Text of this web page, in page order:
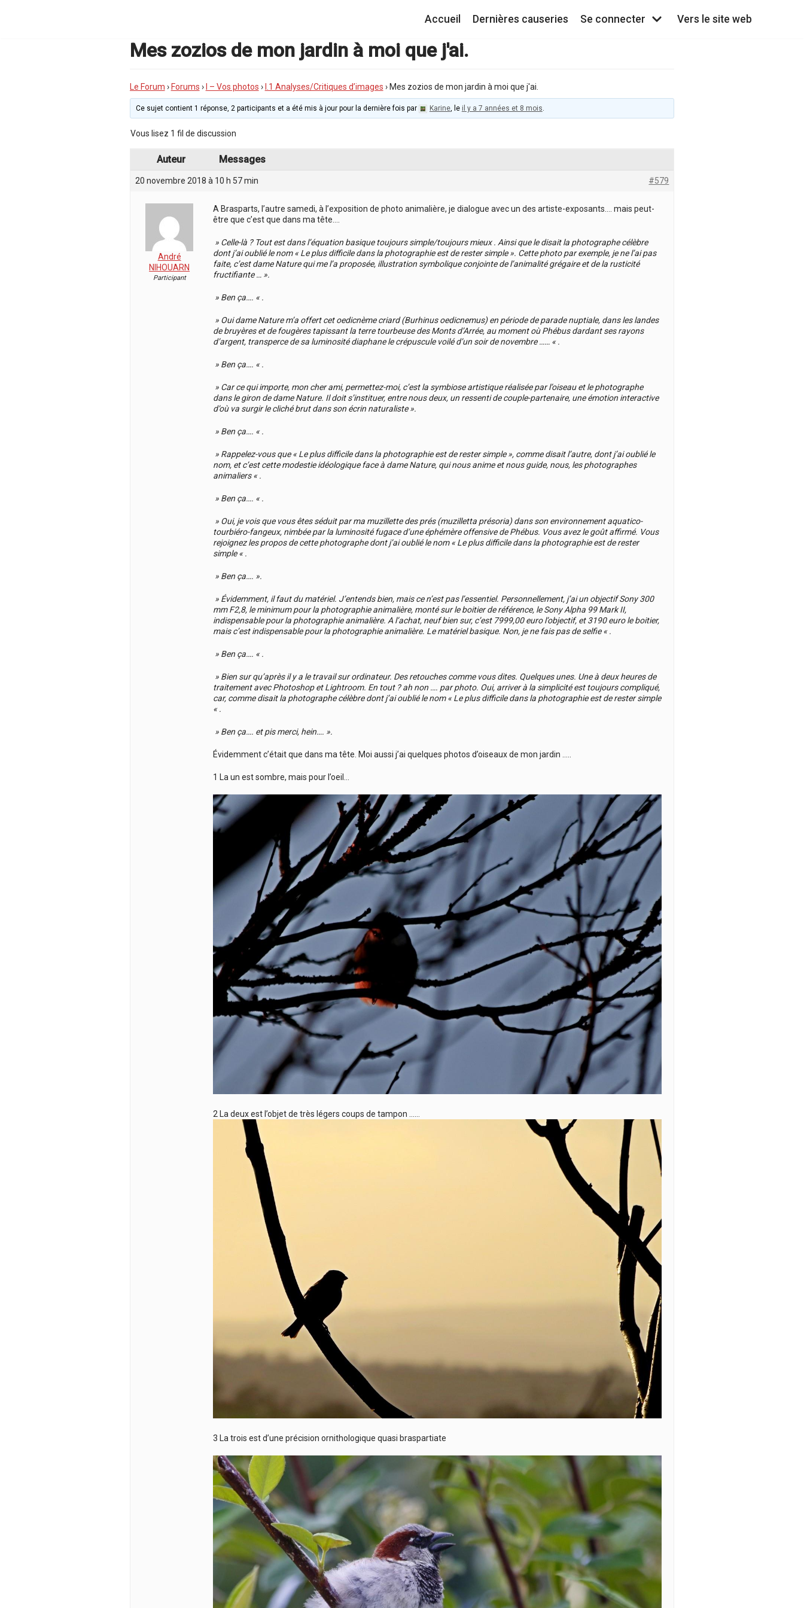
Accueil Dernières causeries Se connecter Vers le site web
Mes zozios de mon jardin à moi que j'ai.
Le Forum › Forums › I – Vos photos › I.1 Analyses/Critiques d’images › Mes zozios de mon jardin à moi que j'ai.
Ce sujet contient 1 réponse, 2 participants et a été mis à jour pour la dernière fois par Karine, le il y a 7 années et 8 mois.
Vous lisez 1 fil de discussion
Auteur Messages
20 novembre 2018 à 10 h 57 min #579
André
NIHOUARN
Participant
A Brasparts, l’autre samedi, à l’exposition de photo animalière, je dialogue avec un des artiste-exposants…. mais peut-
être que c’est que dans ma tête….
» Celle-là ? Tout est dans l’équation basique toujours simple/toujours mieux . Ainsi que le disait la photographe célèbre
dont j’ai oublié le nom « Le plus difficile dans la photographie est de rester simple ». Cette photo par exemple, je ne l’ai pas
faite, c’est dame Nature qui me l’a proposée, illustration symbolique conjointe de l’animalité grégaire et de la rusticité
fructifiante … ».
» Ben ça…. « .
» Oui dame Nature m’a offert cet oedicnème criard (Burhinus oedicnemus) en période de parade nuptiale, dans les landes
de bruyères et de fougères tapissant la terre tourbeuse des Monts d’Arrée, au moment où Phébus dardant ses rayons
d’argent, transperce de sa luminosité diaphane le crépuscule voilé d’un soir de novembre …… « .
» Ben ça…. « .
» Car ce qui importe, mon cher ami, permettez-moi, c’est la symbiose artistique réalisée par l’oiseau et le photographe
dans le giron de dame Nature. Il doit s’instituer, entre nous deux, un ressenti de couple-partenaire, une émotion interactive
d’où va surgir le cliché brut dans son écrin naturaliste ».
» Ben ça…. « .
» Rappelez-vous que « Le plus difficile dans la photographie est de rester simple », comme disait l’autre, dont j’ai oublié le
nom, et c’est cette modestie idéologique face à dame Nature, qui nous anime et nous guide, nous, les photographes
animaliers « .
» Ben ça…. « .
» Oui, je vois que vous êtes séduit par ma muzillette des prés (muzilletta présoria) dans son environnement aquatico-
tourbiéro-fangeux, nimbée par la luminosité fugace d’une éphémère offensive de Phébus. Vous avez le goût affirmé. Vous
rejoignez les propos de cette photographe dont j’ai oublié le nom « Le plus difficile dans la photographie est de rester
simple « .
» Ben ça…. ».
» Évidemment, il faut du matériel. J’entends bien, mais ce n’est pas l’essentiel. Personnellement, j’ai un objectif Sony 300
mm F2,8, le minimum pour la photographie animalière, monté sur le boitier de référence, le Sony Alpha 99 Mark II,
indispensable pour la photographie animalière. A l’achat, neuf bien sur, c’est 7999,00 euro l’objectif, et 3190 euro le boitier,
mais c’est indispensable pour la photographie animalière. Le matériel basique. Non, je ne fais pas de selfie « .
» Ben ça…. « .
» Bien sur qu’après il y a le travail sur ordinateur. Des retouches comme vous dites. Quelques unes. Une à deux heures de
traitement avec Photoshop et Lightroom. En tout ? ah non …. par photo. Oui, arriver à la simplicité est toujours compliqué,
car, comme disait la photographe célèbre dont j’ai oublié le nom « Le plus difficile dans la photographie est de rester simple
« .
» Ben ça…. et pis merci, hein…. ».
Évidemment c’était que dans ma tête. Moi aussi j’ai quelques photos d’oiseaux de mon jardin …..
1 La un est sombre, mais pour l’oeil…
2 La deux est l’objet de très légers coups de tampon ……
3 La trois est d’une précision ornithologique quasi braspartiate